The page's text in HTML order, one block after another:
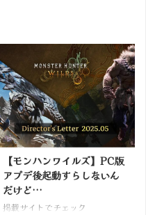
【モンハンワイルズ】PC版
アプデ後起動すらしないん
だけど…
掲載サイトでチェック